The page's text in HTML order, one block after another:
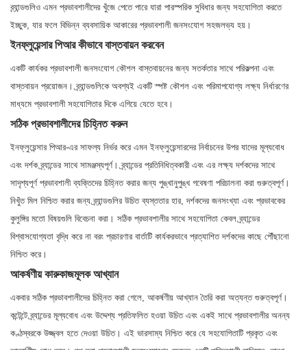
ব্র্যান্ডগুলিও এমন প্রভাবশালীদের খুঁজে পেতে পারে যারা পারস্পরিক সুবিধার জন্য সহযোগিতা করতে
ইচ্ছুক, যার ফলে বিভিন্ন ব্যবসায়িক আকারের প্রভাবশালী জনসংযোগ সহজলভ্য হয়।
ইনফ্লুয়েন্সার পিআর কীভাবে বাস্তবায়ন করবেন
একটি কার্যকর প্রভাবশালী জনসংযোগ কৌশল বাস্তবায়নের জন্য সতর্কতার সাথে পরিকল্পনা এবং
বাস্তবায়ন প্রয়োজন। ব্র্যান্ডগুলিকে অবশ্যই একটি স্পষ্ট কৌশল এবং পরিমাপযোগ্য লক্ষ্য নির্ধারণের
মাধ্যমে প্রভাবশালী সহযোগিতার দিকে এগিয়ে যেতে হবে।
সঠিক প্রভাবশালীদের চিহ্নিত করুন
ইনফ্লুয়েন্সার পিআর-এর সাফল্য নির্ভর করে এমন ইনফ্লুয়েন্সারদের নির্বাচনের উপর যাদের মূল্যবোধ
এবং দর্শক ব্র্যান্ডের সাথে সামঞ্জস্যপূর্ণ। ব্র্যান্ডের প্রতিনিধিত্বকারী এবং এর লক্ষ্য দর্শকদের সাথে
সাদৃশ্যপূর্ণ প্রভাবশালী ব্যক্তিদের চিহ্নিত করার জন্য পুঙ্খানুপুঙ্খ গবেষণা পরিচালনা করা গুরুত্বপূর্ণ।
নিখুঁত মিল নিশ্চিত করার জন্য ব্র্যান্ডগুলির উচিত ব্যস্ততার হার, দর্শকদের জনসংখ্যা এবং প্রভাবকের
কুলুঙ্গির মতো বিষয়গুলি বিবেচনা করা। সঠিক প্রভাবশালীর সাথে সহযোগিতা কেবল ব্র্যান্ডের
বিশ্বাসযোগ্যতা বৃদ্ধি করে না বরং প্রচারণার বার্তাটি কার্যকরভাবে প্রত্যাশিত দর্শকদের কাছে পৌঁছানো
নিশ্চিত করে।
আকর্ষণীয় কারুকাজমূলক আখ্যান
একবার সঠিক প্রভাবশালীদের চিহ্নিত করা গেলে, আকর্ষণীয় আখ্যান তৈরি করা অত্যন্ত গুরুত্বপূর্ণ।
কন্টেন্টে ব্র্যান্ডের মূল্যবোধ এবং উদ্দেশ্য প্রতিফলিত হওয়া উচিত এবং একই সাথে প্রভাবশালীর অনন্য
কণ্ঠস্বরকে উজ্জ্বল হতে দেওয়া উচিত। এই ভারসাম্য নিশ্চিত করে যে সহযোগিতাটি প্রকৃত এবং